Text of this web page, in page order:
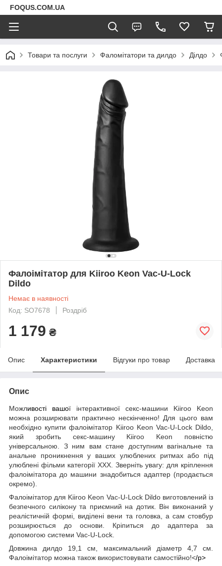
FOQUS.COM.UA
Товари та послуги Фаломітатори та дилдо Ділдо
Фалоімітатор для Kiiroo Keon Vac-U-Lock
Dildo
Немає в наявності
Код: SO7678
Роздріб
1 179 ₴
Опис Характеристики Відгуки про товар Доставка
Опис
Можливості вашої інтерактивної секс-машини Kiiroo Keon
можна розширювати практично нескінченно! Для цього вам
необхідно купити фалоімітатор Kiiroo Keon Vac-U-Lock Dildo,
який зробить секс-машину Kiiroo Keon повністю
універсальною. З ним вам стане доступним вагінальне та
анальне проникнення у ваших улюблених ритмах або під
улюблені фільми категорії XXX. Зверніть увагу: для кріплення
фалоімітатора до машини знадобиться адаптер (продається
окремо).
Фалоімітатор для Kiiroo Keon Vac-U-Lock Dildo виготовлений із
безпечного силікону та приємний на дотик. Він виконаний у
реалістичній формі, виділені вени та головка, а сам стовбур
розширюється до основи. Кріпиться до адаптера за
допомогою системи Vac-U-Lock.
Довжина дилдо 19,1 см, максимальний діаметр 4,7 см.
Фалоімітатор можна також використовувати самостійно!</p>